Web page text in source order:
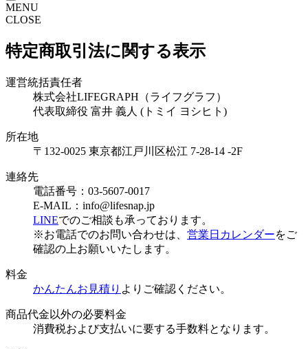
MENU
CLOSE
特定商取引法に関する表示
運営統括責任者
株式会社LIFEGRAPH（ライフグラフ）
代表取締役 富井 義人 (トミイ ヨシヒト)
所在地
〒132-0025 東京都江戸川区松江 7-28-14 -2F
連絡先
電話番号：03-5607-0017
E-MAIL：info@lifesnap.jp
LINEでのご相談も承っております。
※お電話でのお問い合わせは、 営業日カレンダーをご
確認の上お願いいたします。
料金
かんたんお見積り よりご確認ください。
商品代金以外の必要料金
消費税および支払いに要する手数料となります。